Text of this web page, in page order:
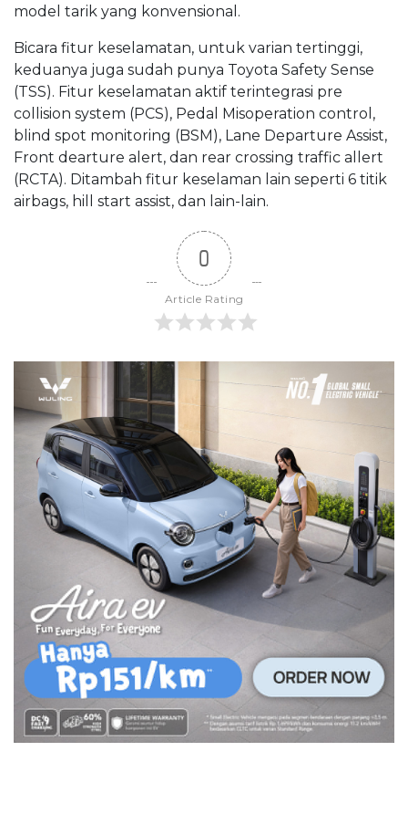
model tarik yang konvensional.
Bicara fitur keselamatan, untuk varian tertinggi,
keduanya juga sudah punya Toyota Safety Sense
(TSS). Fitur keselamatan aktif terintegrasi pre
collision system (PCS), Pedal Misoperation control,
blind spot monitoring (BSM), Lane Departure Assist,
Front dearture alert, dan rear crossing traffic allert
(RCTA). Ditambah fitur keselaman lain seperti 6 titik
airbags, hill start assist, dan lain-lain.
0
Article Rating